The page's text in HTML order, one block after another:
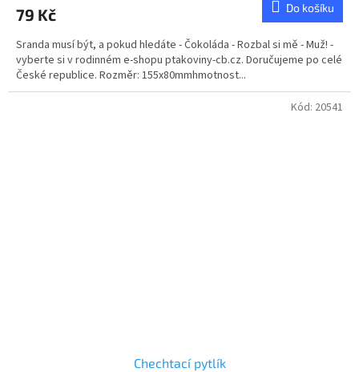
je
z
5
hvězdiček.
79 Kč Do košíku
Sranda musí být, a pokud hledáte - Čokoláda - Rozbal si mě - Muž! -
vyberte si v rodinném e-shopu ptakoviny-cb.cz. Doručujeme po celé
České republice. Rozměr: 155x80mmhmotnost...
Chechtací pytlík
Kód: 20541